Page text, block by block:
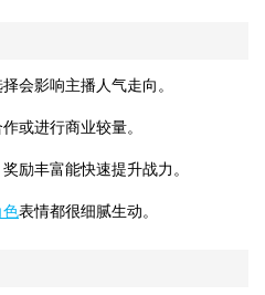
会影响主播人气走向。
或进行商业较量。
励丰富能快速提升战力。
色表情都很细腻生动。